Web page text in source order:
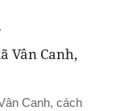
Canh, cách